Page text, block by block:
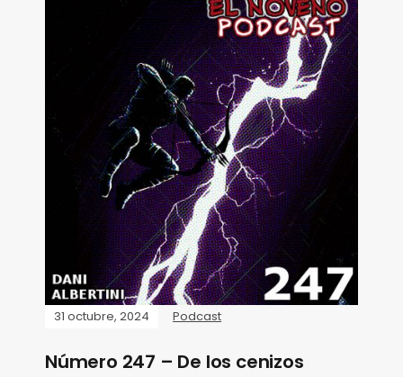
31 octubre, 2024 Podcast
Número 247 – De los cenizos